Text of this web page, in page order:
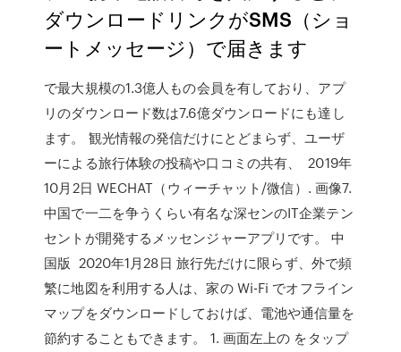
ダウンロードリンクがSMS（ショ
ートメッセージ）で届きます
で最大規模の1.3億人もの会員を有しており、アプ
リのダウンロード数は7.6億ダウンロードにも達し
ます。 観光情報の発信だけにとどまらず、ユーザ
ーによる旅行体験の投稿や口コミの共有、 2019年
10月2日 WECHAT（ウィーチャット/微信）. 画像7.
中国で一二を争うくらい有名な深センのIT企業テン
セントが開発するメッセンジャーアプリです。 中
国版 2020年1月28日 旅行先だけに限らず、外で頻
繁に地図を利用する人は、家の Wi-Fi でオフライン
マップをダウンロードしておけば、電池や通信量を
節約することもできます。 1. 画面左上の をタップ